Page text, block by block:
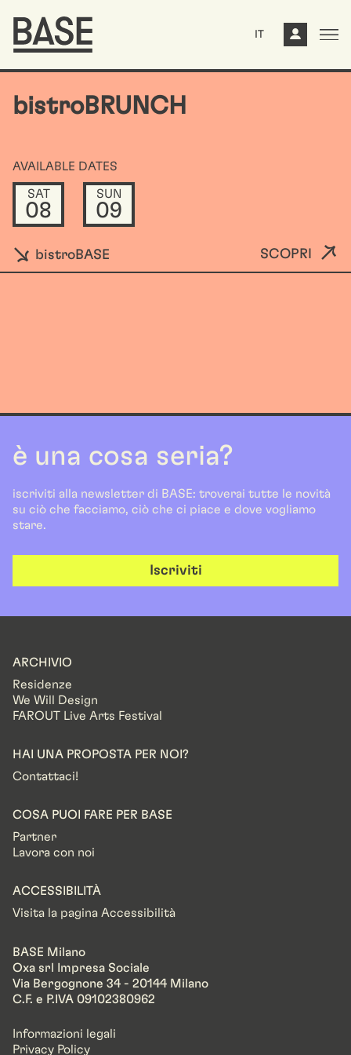
IT
bistroBRUNCH
AVAILABLE DATES
SAT
08
SUN
09
bistroBASE SCOPRI
è una cosa seria?
iscriviti alla newsletter di BASE: troverai tutte le novità
su ciò che facciamo, ciò che ci piace e dove vogliamo
stare.
Iscriviti
ARCHIVIO
Residenze
We Will Design
FAROUT Live Arts Festival
HAI UNA PROPOSTA PER NOI?
Contattaci!
COSA PUOI FARE PER BASE
Partner
Lavora con noi
ACCESSIBILITÀ
Visita la pagina Accessibilità
BASE Milano
Oxa srl Impresa Sociale
Via Bergognone 34 - 20144 Milano
C.F. e P.IVA 09102380962
Informazioni legali
Privacy Policy